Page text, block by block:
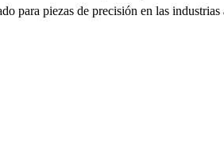
para piezas de precisión en las